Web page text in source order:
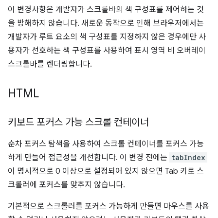
이 변경사항은 개발자가 스크롤바의 색 구성표를 제어하는 것
을 방해하지 않습니다. 새로운 동작으로 인해 브라우저에서는
개발자가 루트 요소의 색 구성표를 지정하지 않은 경우에만 사
용자가 선호하는 색 구성표를 사용하여 표시 영역 비 오버레이
스크롤바를 렌더링합니다.
HTML
키보드 포커스 가능 스크롤 컨테이너
순차 포커스 탐색을 사용하여 스크롤 컨테이너를 포커스 가능
하게 만들어 접근성을 개선합니다. 이 변경 전에는 tabIndex
이 명시적으로 0 이상으로 설정되어 있지 않으면 Tab 키로 스
크롤러에 포커스를 맞추지 않습니다.
기본적으로 스크롤러를 포커스 가능하게 만들면 마우스를 사용